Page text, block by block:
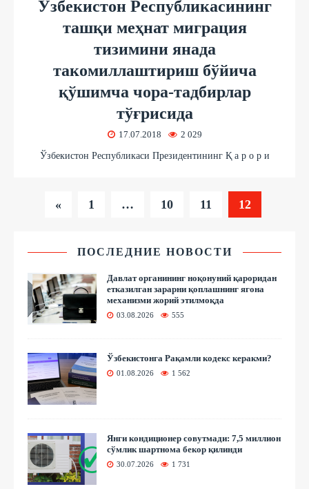
Ўзбекистон Республикасининг
ташқи меҳнат миграция
тизимини янада
такомиллаштириш бўйича
қўшимча чора-тадбирлар
тўғрисида
17.07.2018 2 029
Ўзбекистон Республикаси Президентининг Қ а р о р и
« 1 … 10 11 12
ПОСЛЕДНИЕ НОВОСТИ
Давлат органининг ноқонуний қароридан
етказилган зарарни қоплашнинг ягона
механизми жорий этилмоқда
03.08.2026 555
Ўзбекистонга Рақамли кодекс керакми?
01.08.2026 1 562
Янги кондиционер совутмади: 7,5 миллион
сўмлик шартнома бекор қилинди
30.07.2026 1 731